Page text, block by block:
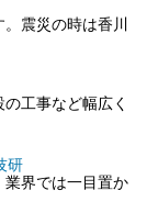
震災の時は香川
工事など幅広く
研
界では一目置か